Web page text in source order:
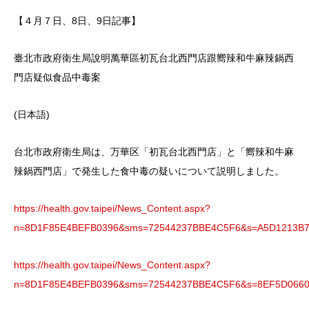
【４月７日、8日、9日記事】
臺北市政府衛生局說明萬華區初瓦台北西門店跟嚮辣和牛麻辣鍋西
門店疑似食品中毒案
(日本語)
台北市政府衛生局は、万華区「初瓦台北西門店」と「嚮辣和牛麻
辣鍋西門店」で発生した食中毒の疑いについて説明しました。
https://health.gov.taipei/News_Content.aspx?
https://health.gov.taipei/News_Content.aspx?